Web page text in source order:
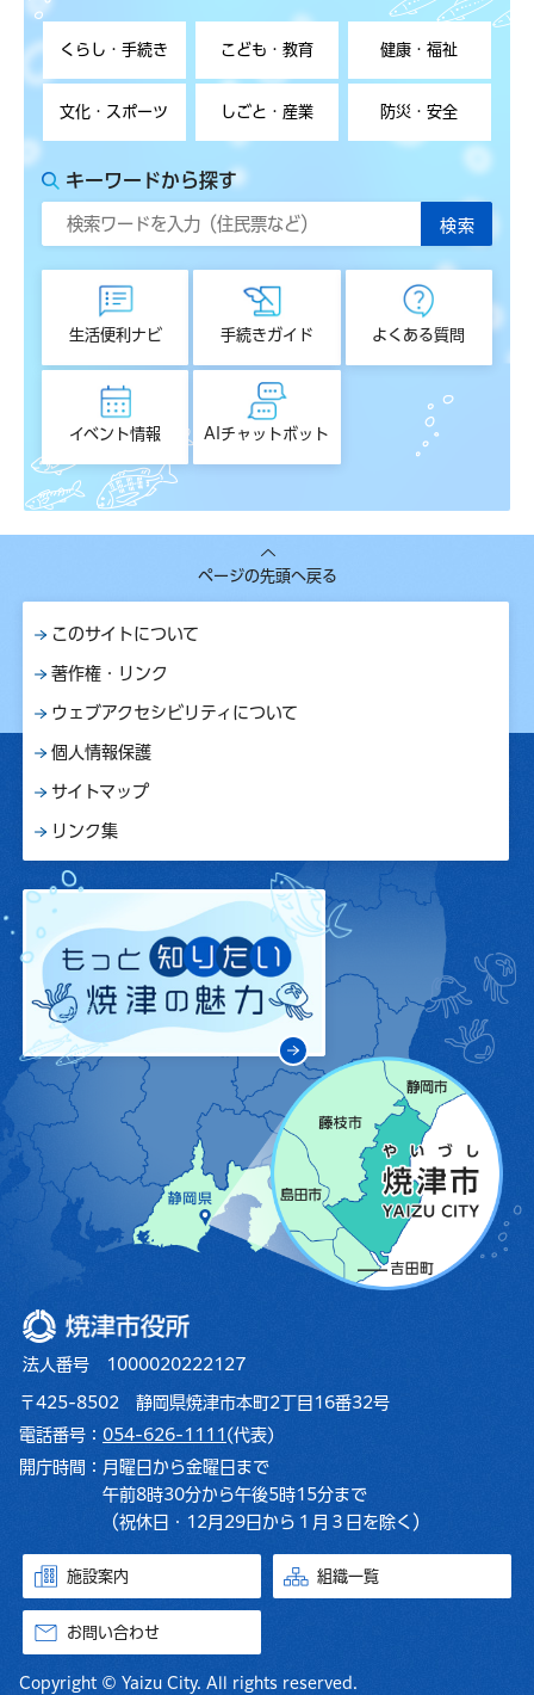
くらし・手続き こども・教育 健康・福祉
文化・スポーツ しごと・産業 防災・安全
キーワードから探す
生活便利ナビ 手続きガイド よくある質問
イベント情報 AIチャットボット
ページの先頭へ戻る
このサイトについて
著作権・リンク
ウェブアクセシビリティについて
個人情報保護
サイトマップ
リンク集
焼津市役所
法人番号 1000020222127
〒425-8502 静岡県焼津市本町2丁目16番32号
電話番号： 054-626-1111 (代表)
開庁時間： 月曜日から金曜日まで
午前8時30分から午後5時15分まで
（祝休日・12月29日から１月３日を除く）
施設案内 組織一覧
お問い合わせ
Copyright © Yaizu City. All rights reserved.